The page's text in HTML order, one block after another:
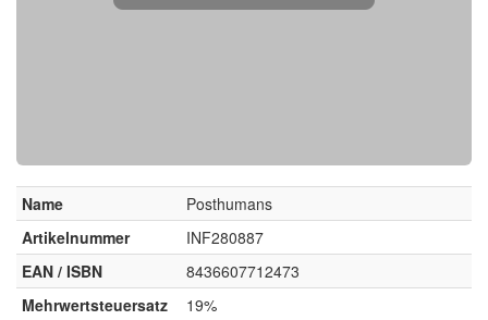
Name
Posthumans
Artikelnummer
INF280887
EAN / ISBN
8436607712473
Mehrwertsteuersatz
19%